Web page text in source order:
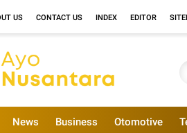
US CONTACT US INDEX EDITOR
News Business Otomotive